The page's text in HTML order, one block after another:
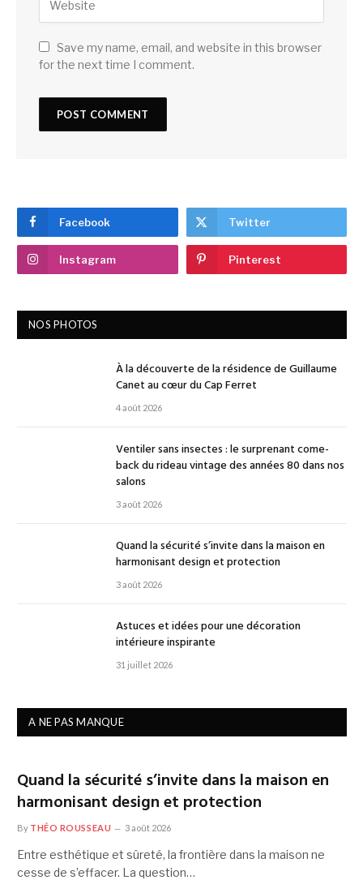
Save my name, email, and website in this browser
for the next time I comment.
Facebook Twitter
Instagram Pinterest
NOS PHOTOS
À la découverte de la résidence de Guillaume
Canet au cœur du Cap Ferret
4 août 2026
Ventiler sans insectes : le surprenant come-
back du rideau vintage des années 80 dans nos
salons
3 août 2026
Quand la sécurité s’invite dans la maison en
harmonisant design et protection
3 août 2026
Astuces et idées pour une décoration
intérieure inspirante
31 juillet 2026
A NE PAS MANQUE
Quand la sécurité s’invite dans la maison en
harmonisant design et protection
By THÉO ROUSSEAU 3 août 2026
Entre esthétique et sûreté, la frontière dans la maison ne
cesse de s’effacer. La question…